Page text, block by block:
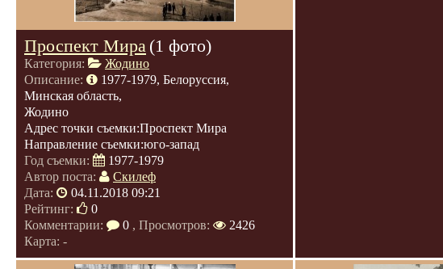
Проспект Мира (1 фото)
Категория:
Жодино
Описание:
1977-1979, Белоруссия,
Минская область,
Жодино
Адрес точки съемки:Проспект Мира
Направление съемки:юго-запад
Год съемки:
1977-1979
Автор поста:
Скилеф
Дата:
04.11.2018 09:21
Рейтинг:
0
Комментарии:
0 , Просмотров:
2426
Карта: -